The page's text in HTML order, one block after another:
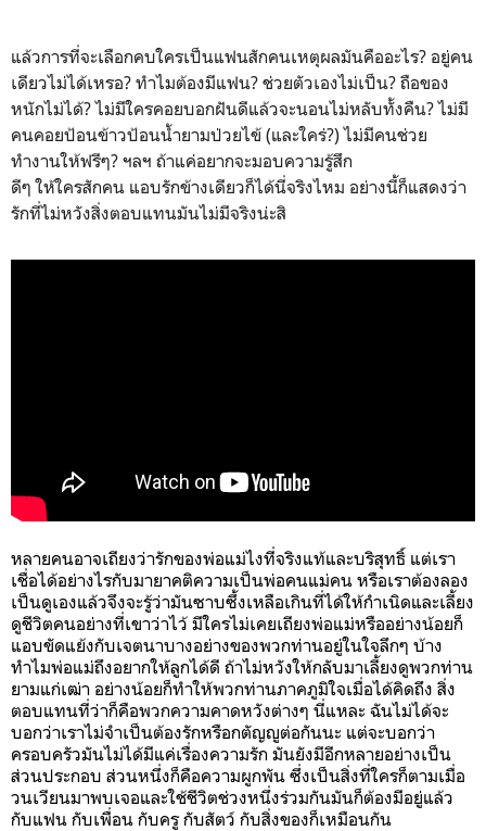
แล้วการที่จะเลือกคบใครเป็นแฟนสักคนเหตุผลมันคืออะไร? อยู่คน
เดียวไม่ได้เหรอ? ทำไมต้องมีแฟน? ช่วยตัวเองไม่เป็น? ถือของ
หนักไม่ได้? ไม่มีใครคอยบอกฝันดีแล้วจะนอนไม่หลับทั้งคืน? ไม่มี
คนคอยป้อนข้าวป้อนน้ำยามป่วยไข้ (และใคร่?) ไม่มีคนช่วย
ทำงานให้ฟรีๆ? ฯลฯ ถ้าแค่อยากจะมอบความรู้สึก
ดีๆ ให้ใครสักคน แอบรักข้างเดียวก็ได้นี่จริงไหม อย่างนี้ก็แสดงว่า
รักที่ไม่หวังสิ่งตอบแทนมันไม่มีจริงน่ะสิ
หลายคนอาจเถียงว่ารักของพ่อแม่ไงที่จริงแท้และบริสุทธิ์ แต่เรา
เชื่อได้อย่างไรกับมายาคติความเป็นพ่อคนแม่คน หรือเราต้องลอง
เป็นดูเองแล้วจึงจะรู้ว่ามันซาบซึ้งเหลือเกินที่ได้ให้กำเนิดและเลี้ยง
ดูชีวิตคนอย่างที่เขาว่าไว้ มีใครไม่เคยเถียงพ่อแม่หรืออย่างน้อยก็
แอบขัดแย้งกับเจตนาบางอย่างของพวกท่านอยู่ในใจลึกๆ บ้าง
ทำไมพ่อแม่ถึงอยากให้ลูกได้ดี ถ้าไม่หวังให้กลับมาเลี้ยงดูพวกท่าน
ยามแก่เฒ่า อย่างน้อยก็ทำให้พวกท่านภาคภูมิใจเมื่อได้คิดถึง สิ่ง
ตอบแทนที่ว่าก็คือพวกความคาดหวังต่างๆ นี่แหละ ฉันไม่ได้จะ
บอกว่าเราไม่จำเป็นต้องรักหรือกตัญญูต่อกันนะ แต่จะบอกว่า
ครอบครัวมันไม่ได้มีแค่เรื่องความรัก มันยังมีอีกหลายอย่างเป็น
ส่วนประกอบ ส่วนหนึ่งก็คือความผูกพัน ซึ่งเป็นสิ่งที่ใครก็ตามเมื่อ
วนเวียนมาพบเจอและใช้ชีวิตช่วงหนึ่งร่วมกันมันก็ต้องมีอยู่แล้ว
กับแฟน กับเพื่อน กับครู กับสัตว์ กับสิ่งของก็เหมือนกัน